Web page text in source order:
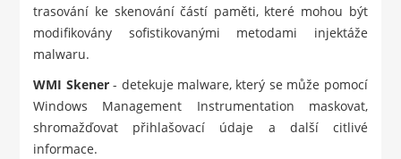
trasování ke skenování částí paměti, které mohou být
modifikovány sofistikovanými metodami injektáže
malwaru.
WMI Skener- detekuje malware, který se může pomocí
Windows Management Instrumentation maskovat,
shromažďovat přihlašovací údaje a další citlivé
informace.